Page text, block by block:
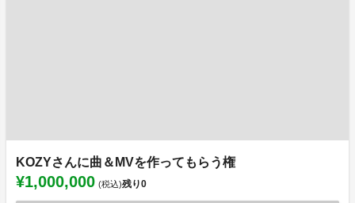
KOZYさんに曲＆MVを作ってもらう権
¥1,000,000 (税込)残り0